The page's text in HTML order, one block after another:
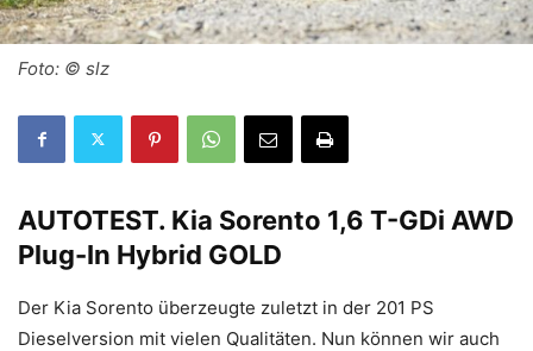
Foto: © slz
AUTOTEST. Kia Sorento 1,6 T-GDi AWD
Plug-In Hybrid GOLD
Der Kia Sorento überzeugte zuletzt in der 201 PS
Dieselversion mit vielen Qualitäten. Nun können wir auch